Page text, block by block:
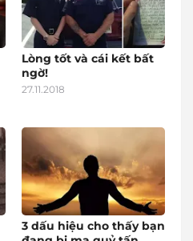
Lòng tốt và cái kết bất
ngờ!
27.11.2018
3 dấu hiệu cho thấy bạn